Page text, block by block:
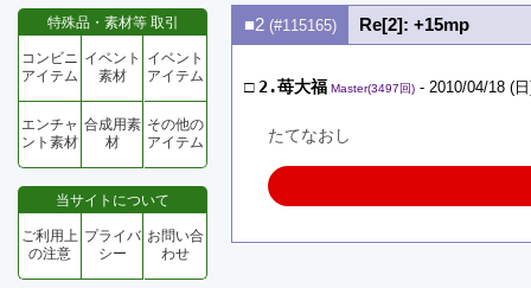
特殊品・素材等 取引
コンビニ
アイテム
イベント
素材
イベント
アイテム
エンチャ
ント素材
合成用素
材
その他の
アイテム
当サイトについて
ご利用上
の注意
プライバ
シー
お問い合
わせ
■2 (#115165) Re[2]: +15mp
□ 2.苺大福 Master(3497回) - 2010/04/18 (
たてなおし